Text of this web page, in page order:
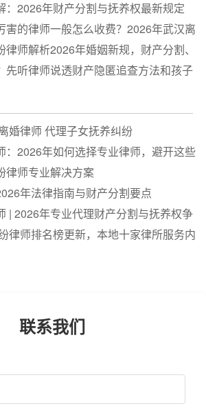
：2026年财产分割与抚养权最新规定
害的律师一般怎么收费？2026年武汉离
览师解析2026年婚姻新规，财产分割、
讼全流程指南
先听律师说透财产隐匿追查方法和孩子
婚律师 代理子女抚养纠纷
：2026年如何选择专业律师，避开这些
律师专业解决方案
年法律指南与财产分割要点
| 2026年专业代理财产分割与抚养权争
律师排名榜更新，本地十家律所服务内
联系我们